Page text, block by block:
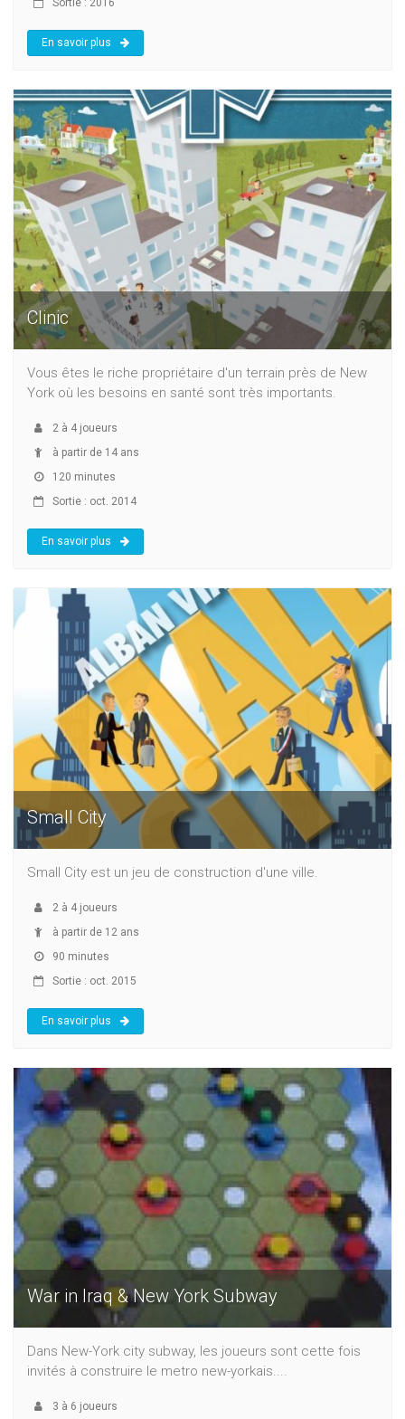
En savoir plus
Clinic
Vous êtes le riche propriétaire d'un terrain près de New
York où les besoins en santé sont très importants.
2 à 4 joueurs
à partir de 14 ans
120 minutes
Sortie : oct. 2014
En savoir plus
Small City
Small City est un jeu de construction d'une ville.
2 à 4 joueurs
à partir de 12 ans
90 minutes
Sortie : oct. 2015
En savoir plus
War in Iraq & New York Subway
Dans New-York city subway, les joueurs sont cette fois
invités à construire le metro new-yorkais....
3 à 6 joueurs